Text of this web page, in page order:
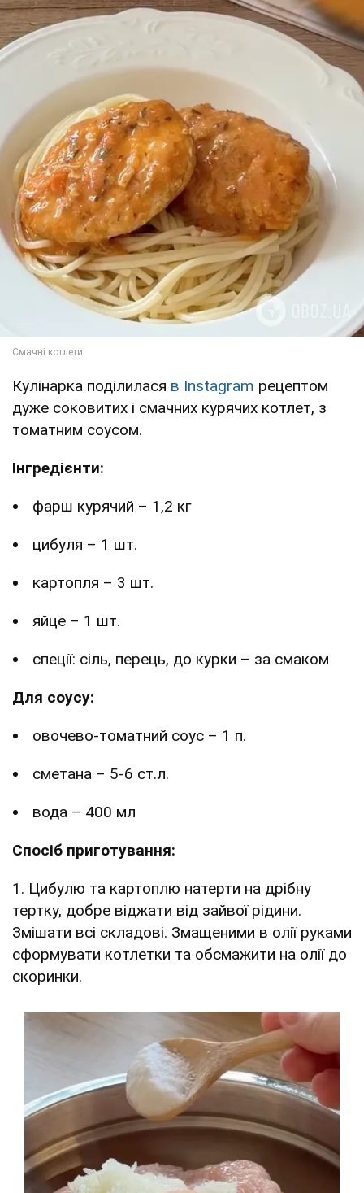
Кулінарка поділилася в Instagram рецептом
дуже соковитих і смачних курячих котлет, з
томатним соусом.
Інгредієнти:
фарш курячий – 1,2 кг
цибуля – 1 шт.
картопля – 3 шт.
яйце – 1 шт.
спеції: сіль, перець, до курки – за смаком
Для соусу:
овочево-томатний соус – 1 п.
сметана – 5-6 ст.л.
вода – 400 мл
Спосіб приготування:
1. Цибулю та картоплю натерти на дрібну
тертку, добре віджати від зайвої рідини.
Змішати всі складові. Змащеними в олії руками
сформувати котлетки та обсмажити на олії до
скоринки.